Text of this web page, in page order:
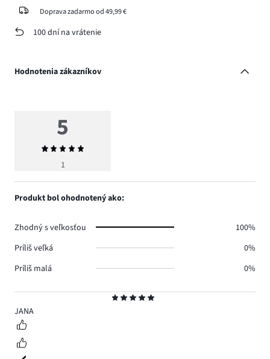
Doprava zadarmo od 49,99 €
100 dní na vrátenie
Hodnotenia zákazníkov
5
JANA
5
Priemerné
hodnotenie
1
Produkt bol ohodnotený ako:
Zhodný s veľkosťou
100%
Príliš veľká
0%
Príliš malá
0%